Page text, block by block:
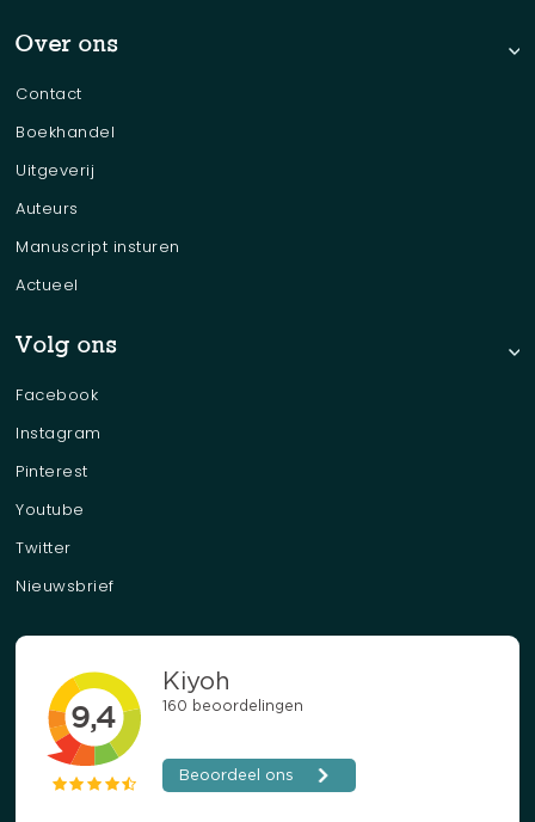
Over ons
Contact
Boekhandel
Uitgeverij
Auteurs
Manuscript insturen
Actueel
Volg ons
Facebook
Instagram
Pinterest
Youtube
Twitter
Nieuwsbrief